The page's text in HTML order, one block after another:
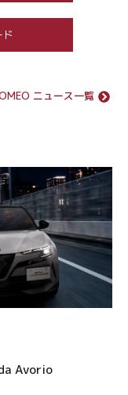
ド
ニュース一覧
Avorio